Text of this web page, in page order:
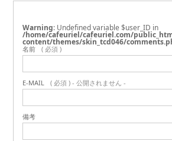
Warning : Undefined variable $user_ID in
/home/cafeuriel/cafeuriel.com/
content/themes/skin_tcd046/
名前 ( 必須 )
E-MAIL ( 必須 ) - 公開されません -
備考